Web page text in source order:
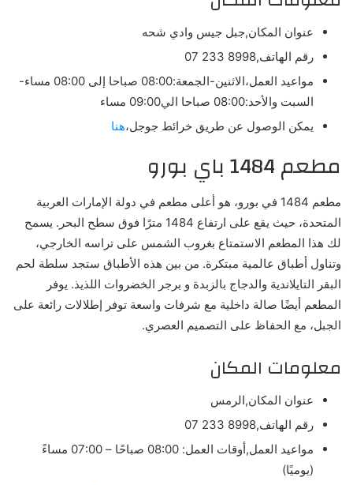
عنوان المكان,جبل جيس وادي شحه
رقم الهاتف,8998 233 07
مواعيد العمل،الاثنين-الجمعة:08:00 صباحا إلى 08:00 مساء-
السبت والأحد:08:00 صباحا الي09:00 مساء
يمكن الوصول عن طريق خرائط جوجل،هنا
مطعم 1484 باي بورو
مطعم 1484 في بورو، هو أعلى مطعم في دولة الإمارات العربية
المتحدة، حيث يقع على ارتفاع 1484 مترًا فوق سطح البحر. يسمح
لك هذا المطعم الاستمتاع بغروب الشمس على تراسه الخارجي،
وتناول أطباق عالمية مبتكرة. من بين هذه الأطباق ستجد سلطة لحم
البقر التايلاندية والدجاج بالزبدة و برجر الخضروات اللذيذ. يوفر
المطعم أيضًا صالة داخلية مع شرفات واسعة توفر إطلالات رائعة على
الجبل، مع الحفاظ على التصميم العصري.
معلومات المكان
عنوان المكان,الرمس
رقم الهاتف,8998
233
07
مواعيد العمل,أوقات العمل: 08:00 صباحًا – 07:00 مساءً
(يوميًا)